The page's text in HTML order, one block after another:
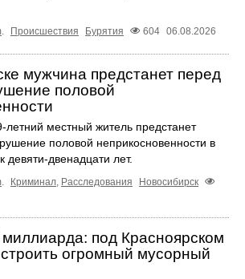
Происшествия Бурятия 604 06.08.2026
мужчина предстанет перед
половой
летний местный житель предстанет
половой неприкосновенности в
девяти-двенадцати лет.
Криминал Расследования
Новосибирск
под Красноярском
огромный мусорный